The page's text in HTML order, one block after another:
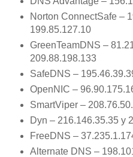
Norton ConnectSafe –
199.85.127.10
GreenTeamDNS –
209.88.198.133
SafeDNS –
OpenNIC –
SmartViper –
Dyn – 216.146.35.35 y
FreeDNS –
Alternate DNS –